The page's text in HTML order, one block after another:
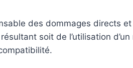
des dommages directs
soit de l’utilisation